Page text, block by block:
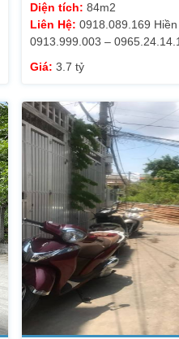
Diện tích:84m2
Liên Hệ:0918.089.169
0913.999.003 –
Giá:3.7 tỷ